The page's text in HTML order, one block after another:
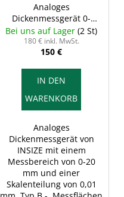
Analoges
Dickenmessgerät 0-
20/0,01 mm, Typ B -
Messflächen stahl,
ballig/keramisch flach,
Bei uns auf Lager (2 St)
180 € inkl. MwSt.
150 €
IN DEN
WARENKORB
Analoges
Dickenmessgerät von
INSIZE mit einem
Messbereich von 0-20
mm und einer
Skalenteilung von 0,01